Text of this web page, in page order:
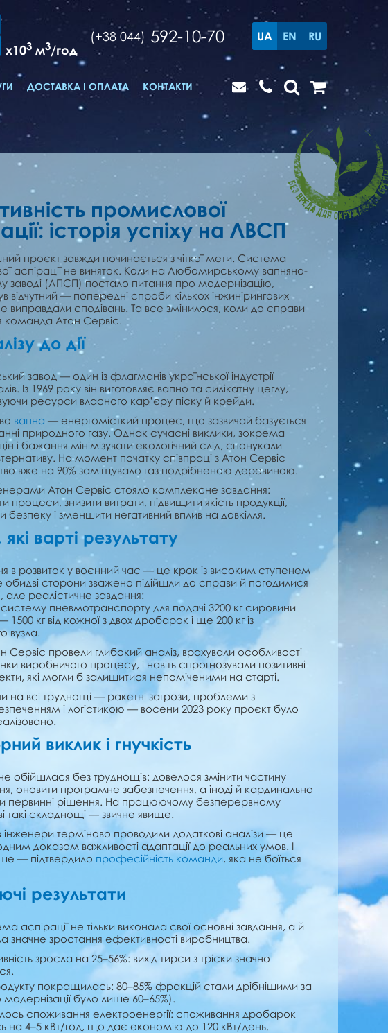
x103 м3/год
(+38 044) 592-10-70 UA EN RU
ДОСТАВКА І ОПЛАТА КОНТАКТИ
промислової
історія успіху на ЛВСП
проєкт завжди починається з чіткої мети. Система
аспірації не виняток. Коли на Любомирському вапняно-
заводі (ЛПСП) постало питання про модернізацію,
відчутний — попередні спроби кількох інжинірингових
виправдали сподівань. Та все змінилося, коли до справи
команда Атон Сервіс.
до дії
завод — один із флагманів української індустрії
Із 1969 року він виготовляє вапно та силікатну цеглу,
ресурси власного кар’єру піску й крейди.
вапна — енергомісткий процес, що зазвичай базується
природного газу. Однак сучасні виклики, зокрема
і бажання мінімізувати екологічний слід, спонукали
На момент початку співпраці з Атон Сервіс
вже на 90% заміщувало газ подрібненою деревиною.
Атон Сервіс стояло комплексне завдання:
процеси, знизити витрати, підвищити якість продукції,
безпеку і зменшити негативний вплив на довкілля.
які варті результату
в розвиток у воєнний час — це крок із високим ступенем
обидві сторони зважено підійшли до справи й погодилися
але реалістичне завдання:
пневмотранспорту для подачі 3200 кг сировини
кг від кожної з двох дробарок і ще 200 кг із
вузла.
Сервіс провели глибокий аналіз, врахували особливості
виробничого процесу, і навіть спрогнозували позитивні
які могли б залишитися непоміченими на старті.
на всі труднощі — ракетні загрози, проблеми з
і логістикою — восени 2023 року проєкт було
виклик і гнучкість
не обійшлася без труднощів: довелося змінити частину
оновити програмне забезпечення, а іноді й кардинально
первинні рішення. На працюючому безперервному
такі складнощі — звичне явище.
інженери терміново проводили додаткові аналізи — це
доказом важливості адаптації до реальних умов. І
— підтвердило професійність команди, яка не боїться
результати
аспірації не тільки виконала свої основні завдання, а й
значне зростання ефективності виробництва.
зросла на 25–56%: вихід тирси з тріски значно
покращилась: 80–85% фракцій стали дрібнішими за
було лише 60–65%).
споживання електроенергії: споживання дробарок
на 4–5 кВт/год, що дає економію до 120 кВт/день.